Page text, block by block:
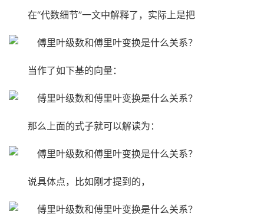
在“代数细节”一文中解释了，实际上是把
当作了如下基的向量：
那么上面的式子就可以解读为：
说具体点，比如刚才提到的，